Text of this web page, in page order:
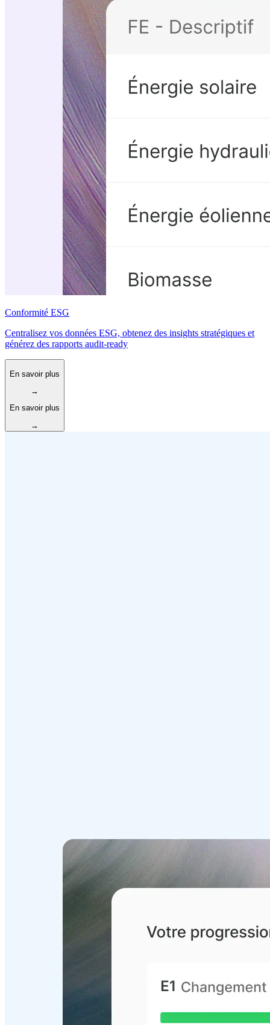
Conformité ESG
Centralisez vos données ESG, obtenez des insights stratégiques et
générez des rapports audit-ready
En savoir plus
→
En savoir plus
→